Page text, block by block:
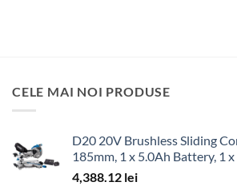
CELE MAI NOI PRODUSE
D20 20V Brushless Sliding
185mm, 1 x 5.0Ah Battery, 1
4,388.12 lei